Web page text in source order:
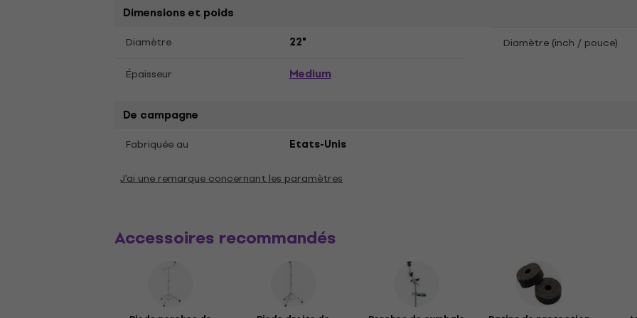
Dimensions et poids
Diamètre 22"
Diamètre (inch / pouce)
Épaisseur
Medium
De campagne
Fabriquée au Etats-Unis
J'ai une remarque concernant les paramètres
Accessoires recommandés